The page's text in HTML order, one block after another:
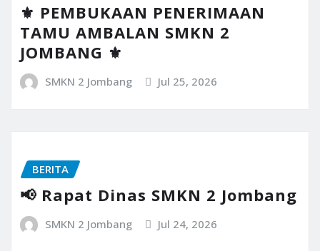
⚜️ PEMBUKAAN PENERIMAAN
TAMU AMBALAN SMKN 2
JOMBANG ⚜️
SMKN 2 Jombang Jul 25, 2026
BERITA
📢 Rapat Dinas SMKN 2 Jombang
SMKN 2 Jombang Jul 24, 2026